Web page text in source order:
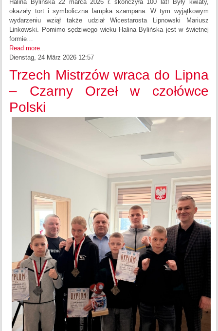
Halina Bylińska 22 marca 2026 r. skończyła 100 lat! Były kwiaty,
okazały tort i symboliczna lampka szampana. W tym wyjątkowym
wydarzeniu wziął także udział Wicestarosta Lipnowski Mariusz
Linkowski. Pomimo sędziwego wieku Halina Bylińska jest w świetnej
formie…
Read more...
Dienstag, 24 März 2026 12:57
Trzech Mistrzów wraca do Lipna
– Czarny Orzeł w czołówce
Polski